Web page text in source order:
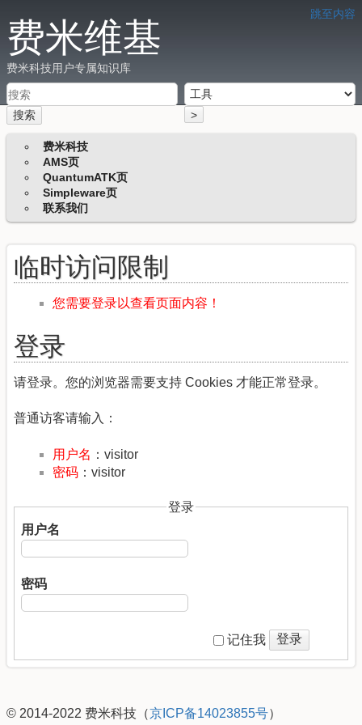
跳至内容
费米维基
费米科技用户专属知识库
搜索 >
费米科技
AMS页
QuantumATK页
Simpleware页
联系我们
临时访问限制
您需要登录以查看页面内容！
登录
请登录。您的浏览器需要支持 Cookies 才能正常登录。
普通访客请输入：
用户名 ：visitor
密码 ：visitor
登录
用户名
密码
记住我 登录
© 2014-2022 费米科技（京ICP备14023855号）